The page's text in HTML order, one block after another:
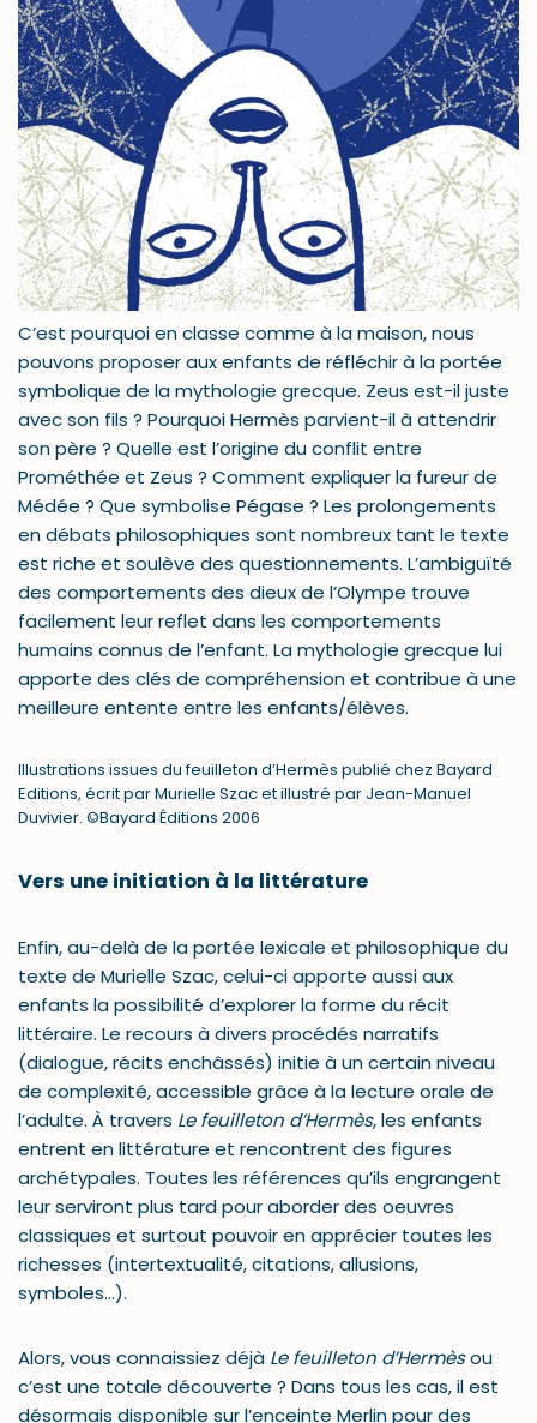
C’est pourquoi en classe comme à la maison, nous
pouvons proposer aux enfants de réfléchir à la portée
symbolique de la mythologie grecque. Zeus est-il juste
avec son fils ? Pourquoi Hermès parvient-il à attendrir
son père ? Quelle est l’origine du conflit entre
Prométhée et Zeus ? Comment expliquer la fureur de
Médée ? Que symbolise Pégase ? Les prolongements
en débats philosophiques sont nombreux tant le texte
est riche et soulève des questionnements. L’ambiguïté
des comportements des dieux de l’Olympe trouve
facilement leur reflet dans les comportements
humains connus de l’enfant. La mythologie grecque lui
apporte des clés de compréhension et contribue à une
meilleure entente entre les enfants/élèves.
Illustrations issues du feuilleton d’Hermès publié chez Bayard
Editions, écrit par Murielle Szac et illustré par Jean-Manuel
Duvivier. ©Bayard Éditions 2006
Vers une initiation à la littérature
Enfin, au-delà de la portée lexicale et philosophique du
texte de Murielle Szac, celui-ci apporte aussi aux
enfants la possibilité d’explorer la forme du récit
littéraire. Le recours à divers procédés narratifs
(dialogue, récits enchâssés) initie à un certain niveau
de complexité, accessible grâce à la lecture orale de
l’adulte. À travers Le feuilleton d’Hermès, les enfants
entrent en littérature et rencontrent des figures
archétypales. Toutes les références qu’ils engrangent
leur serviront plus tard pour aborder des oeuvres
classiques et surtout pouvoir en apprécier toutes les
richesses (intertextualité, citations, allusions,
symboles…).
Alors, vous connaissiez déjà Le feuilleton d’Hermèsou
c’est une totale découverte ? Dans tous les cas, il est
désormais disponible sur l’enceinte Merlin pour des